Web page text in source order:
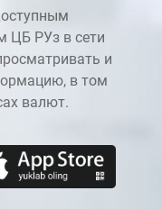
ЦБ РУз в сети
и
в том
валют.